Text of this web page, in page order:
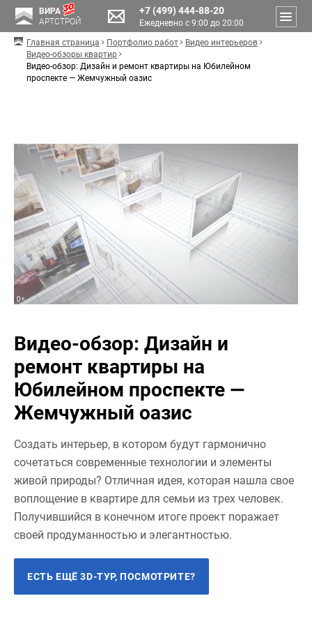
ВИРА
АРТСТРОЙ
+7 (499) 444-88-20
Ежедневно с 9:00 до 20:00
Главная страница
Портфолио работ
Видео интерьеров
Видео-обзоры квартир
Видео-обзор: Дизайн и ремонт квартиры на Юбилейном
проспекте — Жемчужный оазис
Видео-обзор: Дизайн и
ремонт квартиры на
Юбилейном проспекте —
Жемчужный оазис
Создать интерьер, в котором будут гармонично
сочетаться современные технологии и элементы
живой природы? Отличная идея, которая нашла свое
воплощение в квартире для семьи из трех человек.
Получившийся в конечном итоге проект поражает
своей продуманностью и элегантностью.
ЕСТЬ ЕЩЁ 3D-ТУР, ПОСМОТРИТЕ?